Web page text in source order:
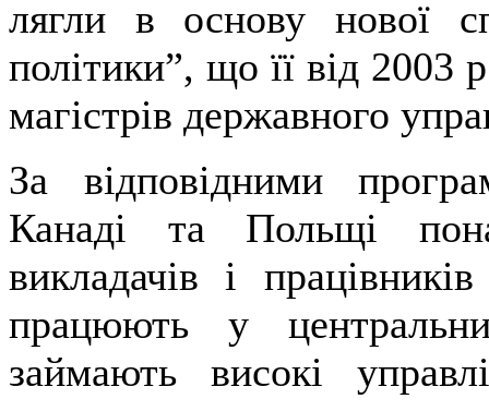
лягли в основу нової
політики”, що її від 2003
магістрів державного
За відповідними
Канаді та Польщі
викладачів і
працюють у
займають високі